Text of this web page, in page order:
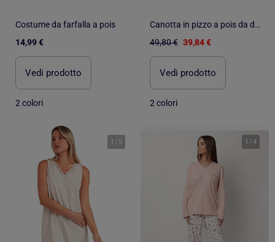
Costume da farfalla a pois
14,99 €
Vedi prodotto
2 colori
Canotta in pizzo a pois da donna ADMAS CLASSIC
49,80 € 39,84 €
Vedi prodotto
2 colori
1 / 5 1 /4